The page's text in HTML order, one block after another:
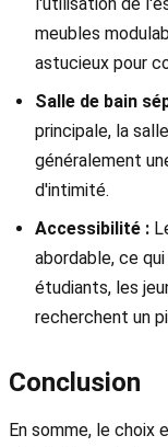
meubles
astucieux pour
Salle de bain
principale, la
généralement
d'intimité.
Accessibilité :
abordable, ce
étudiants, les
recherchent un
Conclusion
En somme, le choix